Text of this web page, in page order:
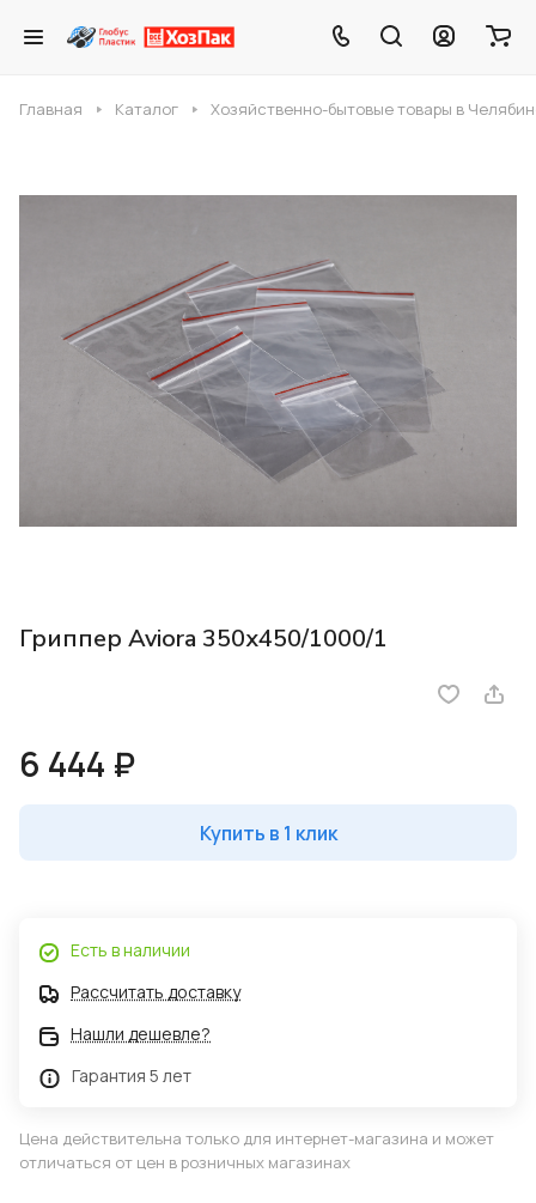
Главная Каталог Хозяйственно-бытовые товары в
Гриппер Aviora 350х450/1000/1
6 444 ₽
Купить в 1 клик
Есть в наличии
Рассчитать доставку
Нашли дешевле?
Гарантия 5 лет
Цена действительна только для интернет-магазина и может
отличаться от цен в розничных магазинах